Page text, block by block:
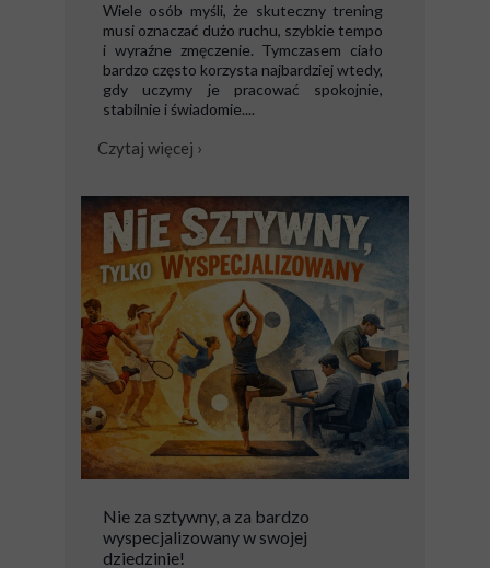
Wiele osób myśli, że skuteczny trening
musi oznaczać dużo ruchu, szybkie tempo
i wyraźne zmęczenie. Tymczasem ciało
bardzo często korzysta najbardziej wtedy,
gdy uczymy je pracować spokojnie,
stabilnie i świadomie....
Czytaj więcej ›
Nie za sztywny, a za bardzo
wyspecjalizowany w swojej
dziedzinie!